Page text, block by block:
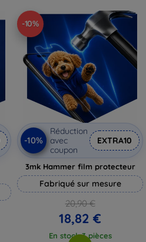
-10%
-10%
Réduction
avec
coupon
EXTRA10
3mk Hammer film protecteur
Fabriqué sur mesure
20,90 €
18,82 €
En stock 3 pièces